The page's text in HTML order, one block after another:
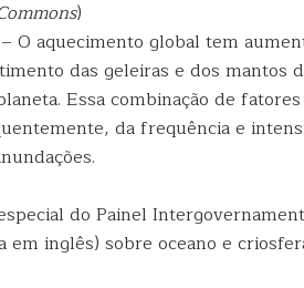
)
– O aquecimento global tem
das geleiras e dos mantos
Essa combinação de
da frequência e
do Painel
em inglês) sobre oceano e